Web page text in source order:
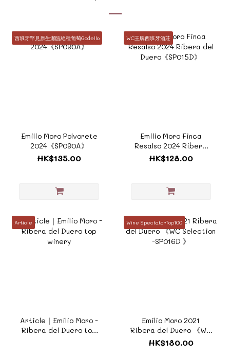
西班牙罕見原生瀕臨絕種葡萄Godello
Emilio Moro Polvorete
2024《SP090A》
HK$135.00
WC王牌西班牙酒莊
Emilio Moro Finca
Resalso 2024 Ribera
del Duero《SP015D》
HK$128.00
Article
Article｜Emilio Moro -
Ribera del Duero top
Wine SpectatorTop100
Emilio Moro 2021
Ribera del Duero 《WC
Selection -SP016D 》
HK$180.00